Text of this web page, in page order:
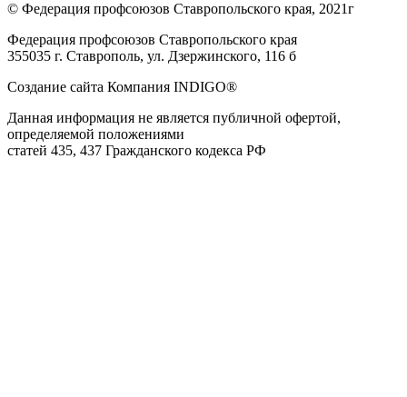
© Федерация профсоюзов Ставропольского края, 2021г
Федерация профсоюзов Ставропольского края
355035 г. Ставрополь, ул. Дзержинского, 116 б
Создание сайта Компания INDIGO®
Данная информация не является публичной офертой,
определяемой положениями
статей 435, 437 Гражданского кодекса РФ